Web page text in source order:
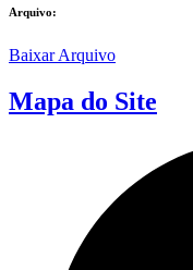
Arquivo:
Baixar Arquivo
Mapa do Site